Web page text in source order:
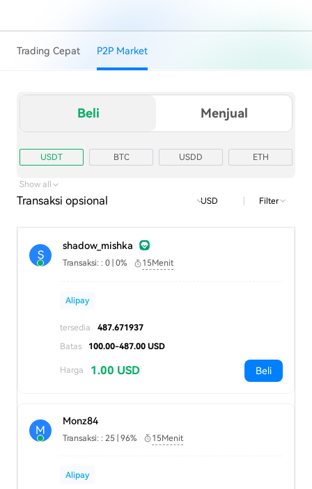
Trading Cepat P2P Market
Beli Menjual
USDT BTC USDD ETH
TRX
Show all
Transaksi opsional USD | Filter
S
shadow_mishka
Transaksi: : 0 | 0% 15Menit
Alipay
tersedia
487.671937
Batas
100.00-487.00 USD
Harga 1.00 USD Beli
M
Monz84
Transaksi: : 25 | 96% 15Menit
Alipay